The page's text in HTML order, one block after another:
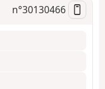
n°30130466